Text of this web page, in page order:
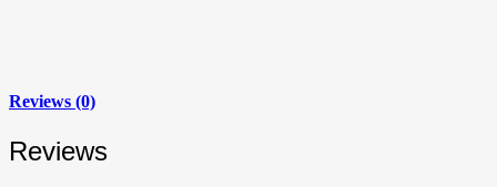
Reviews (0)
Reviews